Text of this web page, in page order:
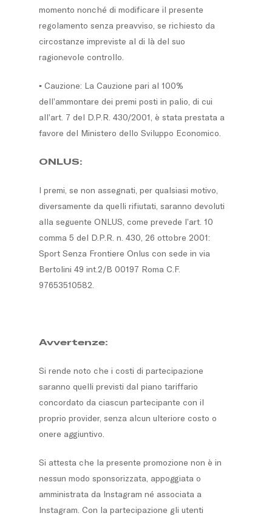
momento nonché di modificare il presente
regolamento senza preavviso, se richiesto da
circostanze impreviste al di là del suo
ragionevole controllo.
▪ Cauzione: La Cauzione pari al 100%
dell’ammontare dei premi posti in palio, di cui
all’art. 7 del D.P.R. 430/2001, è stata prestata a
favore del Ministero dello Sviluppo Economico.
ONLUS:
I premi, se non assegnati, per qualsiasi motivo,
diversamente da quelli rifiutati, saranno devoluti
alla seguente ONLUS, come prevede l’art. 10
comma 5 del D.P.R. n. 430, 26 ottobre 2001:
Sport Senza Frontiere Onlus con sede in via
Bertolini 49 int.2/B 00197 Roma C.F.
97653510582.
Avvertenze:
Si rende noto che i costi di partecipazione
saranno quelli previsti dal piano tariffario
concordato da ciascun partecipante con il
proprio provider, senza alcun ulteriore costo o
onere aggiuntivo.
Si attesta che la presente promozione non è in
nessun modo sponsorizzata, appoggiata o
amministrata da Instagram né associata a
Instagram. Con la partecipazione gli utenti